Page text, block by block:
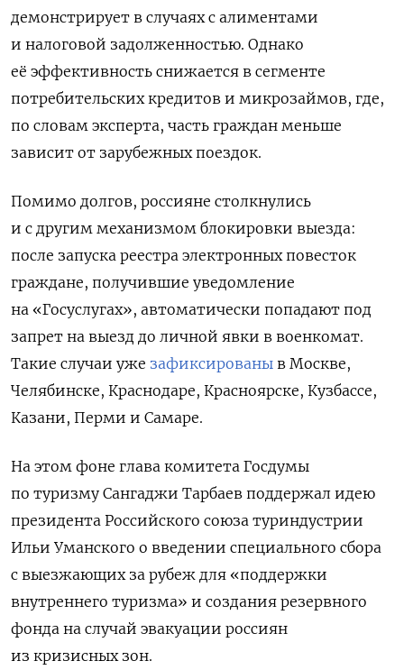
демонстрирует в случаях с алиментами
и налоговой задолженностью. Однако
её эффективность снижается в сегменте
потребительских кредитов и микрозаймов, где,
по словам эксперта, часть граждан меньше
зависит от зарубежных поездок.
Помимо долгов, россияне столкнулись
и с другим механизмом блокировки выезда:
после запуска реестра электронных повесток
граждане, получившие уведомление
на «Госуслугах», автоматически попадают под
запрет на выезд до личной явки в военкомат.
Такие случаи уже зафиксированы в Москве,
Челябинске, Краснодаре, Красноярске, Кузбассе,
Казани, Перми и Самаре.
На этом фоне глава комитета Госдумы
по туризму Сангаджи Тарбаев поддержал идею
президента Российского союза туриндустрии
Ильи Уманского о введении специального сбора
с выезжающих за рубеж для «поддержки
внутреннего туризма» и создания резервного
фонда на случай эвакуации россиян
из кризисных зон.